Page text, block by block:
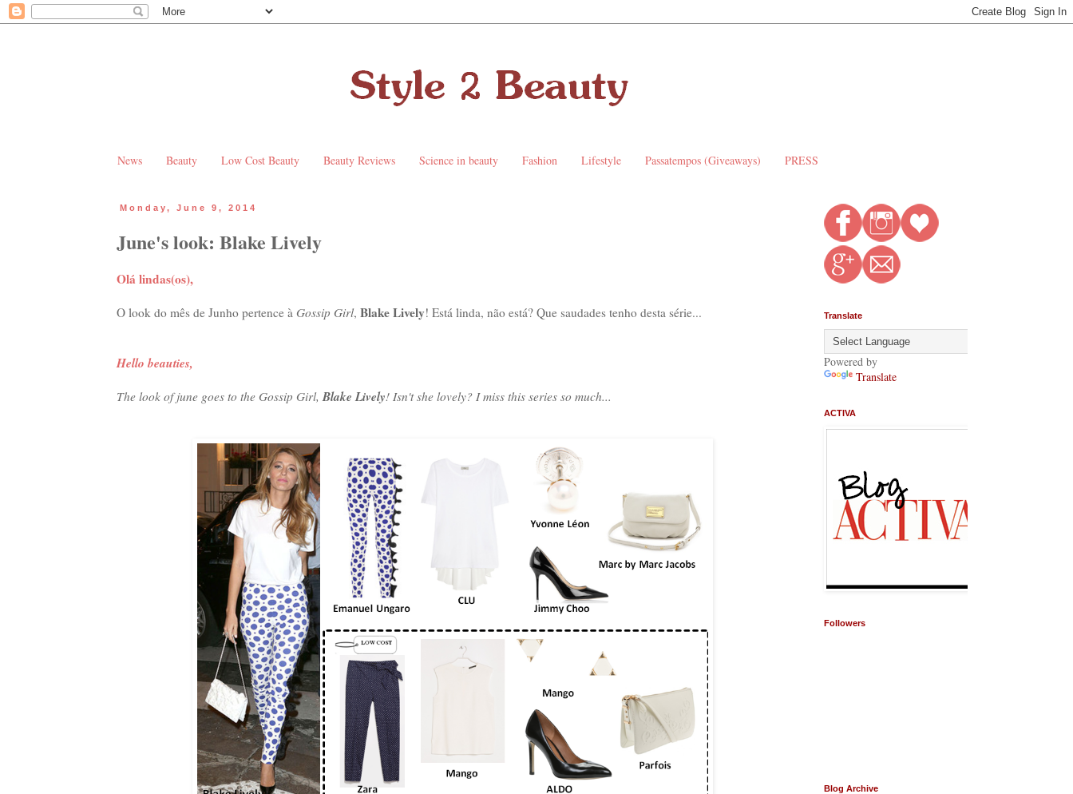
News Beauty Low Cost Beauty Beauty Reviews Science in beauty Fashion Lifestyle Passatempos (Giveaways) PRESS
Monday, June 9, 2014
June's look: Blake Lively
Olá lindas(os),
O look do mês de Junho pertence à Gossip Girl, Blake Lively! Está linda, não está? Que saudades tenho desta série...
Hello beauties,
The look of june goes to the Gossip Girl, Blake Lively! Isn't she lovely? I miss this series so much...
Translate
Powered by
Translate
ACTIVA
Followers
Blog Archive